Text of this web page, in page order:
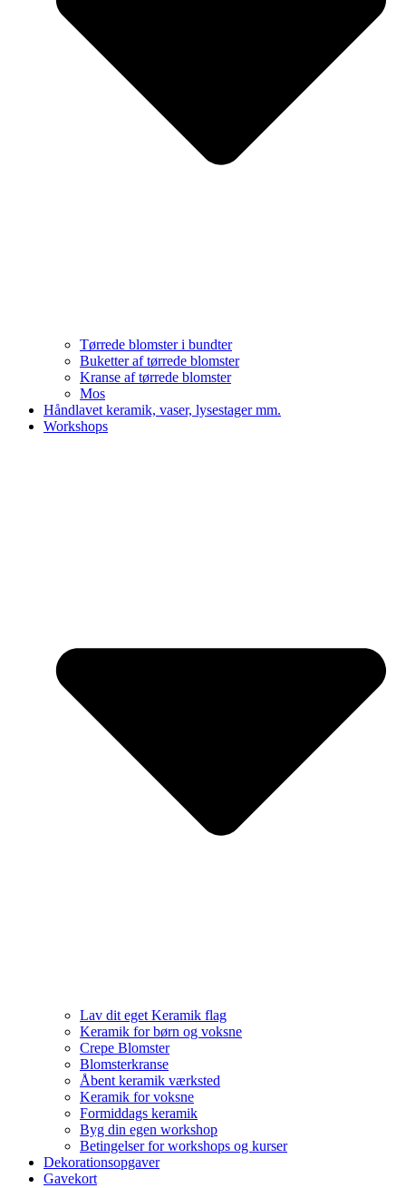
Tørrede blomster i bundter
Buketter af tørrede blomster
Kranse af tørrede blomster
Mos
Håndlavet keramik, vaser, lysestager mm.
Workshops
Lav dit eget Keramik flag
Keramik for børn og voksne
Crepe Blomster
Blomsterkranse
Åbent keramik værksted
Keramik for voksne
Formiddags keramik
Byg din egen workshop
Betingelser for workshops og kurser
Dekorationsopgaver
Gavekort